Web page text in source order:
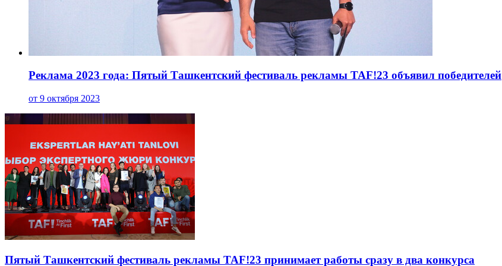
Реклама 2023 года: Пятый Ташкентский фестиваль рекламы TAF!23 объявил победителей
от 9 октября 2023
Пятый Ташкентский фестиваль рекламы TAF!23 принимает работы сразу в два конкурса